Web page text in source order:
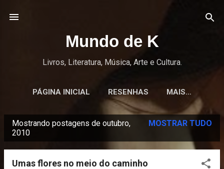
Mundo de K
Livros, Literatura, Música, Arte e Cultura.
PÁGINA INICIAL RESENHAS MAIS…
Mostrando postagens de outubro,
2010
MOSTRAR TUDO
Umas flores no meio do caminho